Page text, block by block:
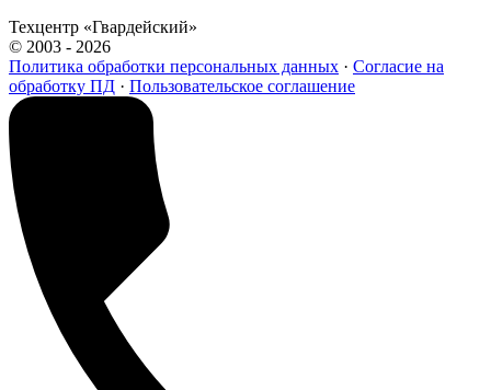
Техцентр «Гвардейский»
© 2003 - 2026
Политика обработки персональных данных · Согласие на
обработку ПД · Пользовательское соглашение